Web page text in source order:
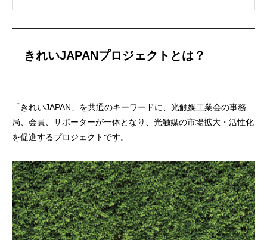
きれいJAPANプロジェクトとは？
「きれいJAPAN」を共通のキーワードに、光触媒工業会の事務
局、会員、サポーターが一体となり、光触媒の市場拡大・活性化
を促進するプロジェクトです。